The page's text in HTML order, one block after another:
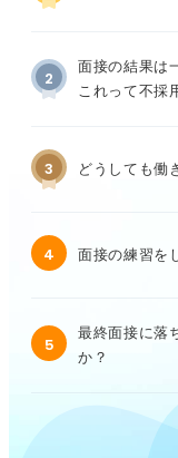
2
面接の結果は
これって不採
3 どうしても働
4 面接の練習を
5
最終面接に落
か？